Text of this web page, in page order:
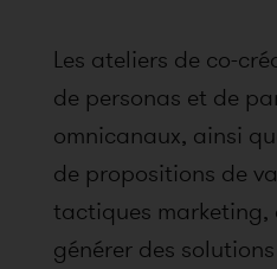
Les ateliers de co-
de personas et de
omnicanaux, ainsi
de propositions de
tactiques marketing,
générer des